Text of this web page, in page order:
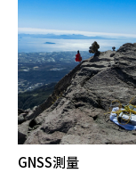
GNSS測量